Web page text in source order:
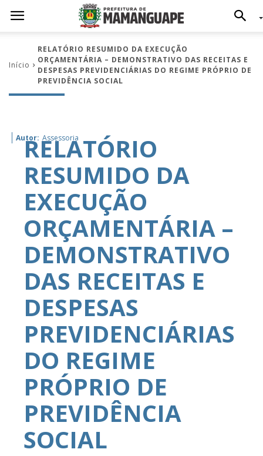
Início
RELATÓRIO RESUMIDO DA EXECUÇÃO
ORÇAMENTÁRIA – DEMONSTRATIVO DAS RECEITAS E
DESPESAS PREVIDENCIÁRIAS DO REGIME PRÓPRIO DE
PREVIDÊNCIA SOCIAL
Autor: Assessoria
RELATÓRIO
RESUMIDO DA
EXECUÇÃO
ORÇAMENTÁRIA –
DEMONSTRATIVO
DAS RECEITAS E
DESPESAS
PREVIDENCIÁRIAS
DO REGIME
PRÓPRIO DE
PREVIDÊNCIA
SOCIAL